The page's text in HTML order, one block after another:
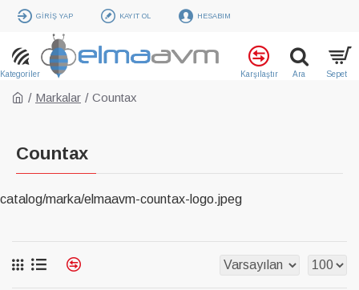
GIRIŞ YAP KAYIT OL HESABIM
Markalar Countax
Countax
catalog/marka/elmaavm-countax-logo.jpeg